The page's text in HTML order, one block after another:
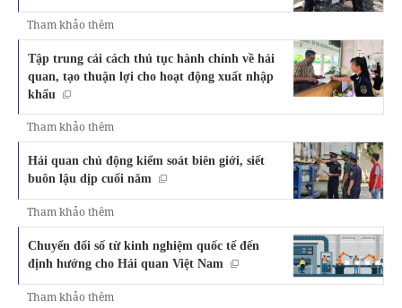
Tham khảo thêm
Tập trung cải cách thủ tục hành chính về hải
quan, tạo thuận lợi cho hoạt động xuất nhập
khẩu
Tham khảo thêm
Hải quan chủ động kiểm soát biên giới, siết
buôn lậu dịp cuối năm
Tham khảo thêm
Chuyển đổi số từ kinh nghiệm quốc tế đến
định hướng cho Hải quan Việt Nam
Tham khảo thêm